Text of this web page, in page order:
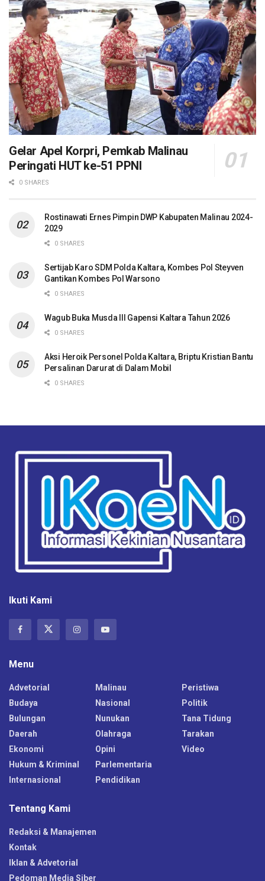
Gelar Apel Korpri, Pemkab Malinau
Peringati HUT ke-51 PPNI
0 SHARES
Rostinawati Ernes Pimpin DWP Kabupaten Malinau 2024-
2029
0 SHARES
Sertijab Karo SDM Polda Kaltara, Kombes Pol Steyven
Gantikan Kombes Pol Warsono
0 SHARES
Wagub Buka Musda III Gapensi Kaltara Tahun 2026
0 SHARES
Aksi Heroik Personel Polda Kaltara, Briptu Kristian Bantu
Persalinan Darurat di Dalam Mobil
0 SHARES
Ikuti Kami
Menu
Advetorial
Budaya
Bulungan
Daerah
Ekonomi
Hukum & Kriminal
Internasional
Malinau
Nasional
Nunukan
Olahraga
Opini
Parlementaria
Pendidikan
Peristiwa
Politik
Tana Tidung
Tarakan
Video
Tentang Kami
Redaksi & Manajemen
Kontak
Iklan & Advetorial
Pedoman Media Siber